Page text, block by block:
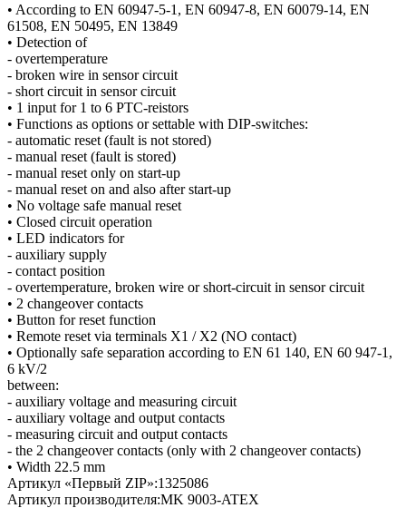
• According to EN 60947-5-1, EN 60947-8, EN 60079-14, EN
61508, EN 50495, EN 13849
• Detection of
- overtemperature
- broken wire in sensor circuit
- short circuit in sensor circuit
• 1 input for 1 to 6 PTC-reistors
• Functions as options or settable with DIP-switches:
- automatic reset (fault is not stored)
- manual reset (fault is stored)
- manual reset only on start-up
- manual reset on and also after start-up
• No voltage safe manual reset
• Closed circuit operation
• LED indicators for
- auxiliary supply
- contact position
- overtemperature, broken wire or short-circuit in sensor circuit
• 2 changeover contacts
• Button for reset function
• Remote reset via terminals X1 / X2 (NO contact)
• Optionally safe separation according to EN 61 140, EN 60 947-1,
6 kV/2
between:
- auxiliary voltage and measuring circuit
- auxiliary voltage and output contacts
- measuring circuit and output contacts
- the 2 changeover contacts (only with 2 changeover contacts)
• Width 22.5 mm
Артикул «Первый ZIP»:1325086
Артикул производителя:MK 9003-ATEX